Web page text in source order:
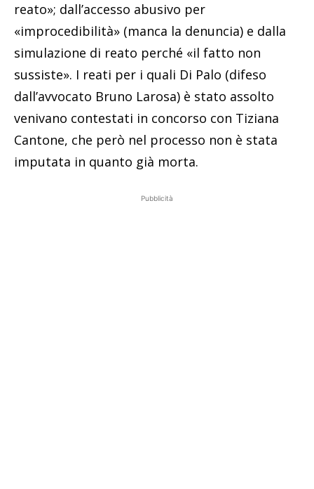
reato»; dall’accesso abusivo per
«improcedibilità» (manca la denuncia) e dalla
simulazione di reato perché «il fatto non
sussiste». I reati per i quali Di Palo (difeso
dall’avvocato Bruno Larosa) è stato assolto
venivano contestati in concorso con Tiziana
Cantone, che però nel processo non è stata
imputata in quanto già morta.
Pubblicità